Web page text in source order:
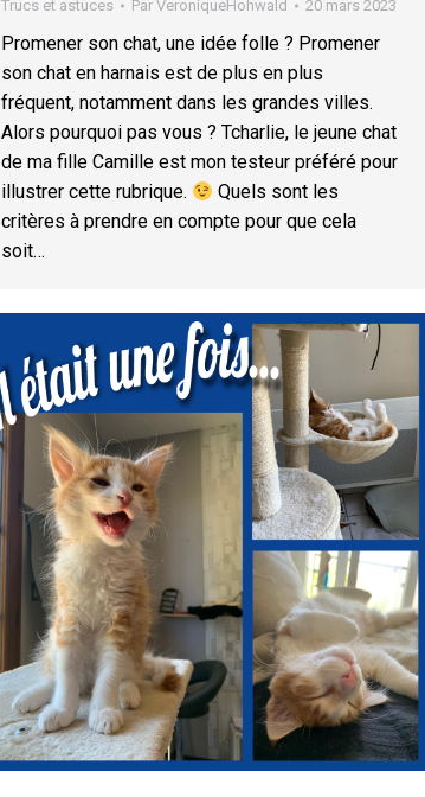
Trucs et astuces Par VeroniqueHohwald 20 mars 2023
Promener son chat, une idée folle ? Promener
son chat en harnais est de plus en plus
fréquent, notamment dans les grandes villes.
Alors pourquoi pas vous ? Tcharlie, le jeune chat
de ma fille Camille est mon testeur préféré pour
illustrer cette rubrique.
Quels sont les
critères à prendre en compte pour que cela
soit…